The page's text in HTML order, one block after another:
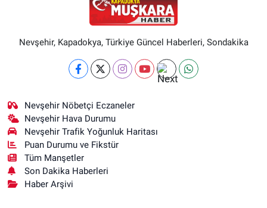
Nevşehir, Kapadokya, Türkiye Güncel Haberleri, Sondakika
Nevşehir Nöbetçi Eczaneler
Nevşehir Hava Durumu
Nevşehir Trafik Yoğunluk Haritası
Puan Durumu ve Fikstür
Tüm Manşetler
Son Dakika Haberleri
Haber Arşivi